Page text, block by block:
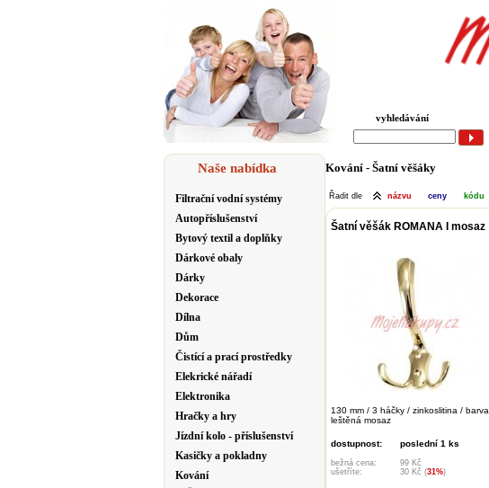
vyhledávání
Naše nabídka
Filtrační vodní systémy
Autopříslušenství
Bytový textil a doplňky
Dárkové obaly
Dárky
Dekorace
Dílna
Dům
Čistící a prací prostředky
Elekrické nářadí
Elektronika
Hračky a hry
Jízdní kolo - příslušenství
Kasičky a pokladny
Kování
Kování - Šatní věšáky
Řadit dle názvu ceny kódu
Šatní věšák ROMANA I mosaz
130 mm / 3 háčky / zinkoslitina / barva
leštěná mosaz
dostupnost: poslední 1 ks
bežná cena:
99 Kč
ušetříte:
30 Kč (31%)